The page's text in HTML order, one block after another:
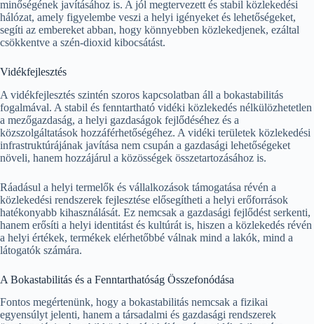
minőségének javításához is. A jól megtervezett és stabil közlekedési
hálózat, amely figyelembe veszi a helyi igényeket és lehetőségeket,
segíti az embereket abban, hogy könnyebben közlekedjenek, ezáltal
csökkentve a szén-dioxid kibocsátást.
Vidékfejlesztés
A vidékfejlesztés szintén szoros kapcsolatban áll a bokastabilitás
fogalmával. A stabil és fenntartható vidéki közlekedés nélkülözhetetlen
a mezőgazdaság, a helyi gazdaságok fejlődéséhez és a
közszolgáltatások hozzáférhetőségéhez. A vidéki területek közlekedési
infrastruktúrájának javítása nem csupán a gazdasági lehetőségeket
növeli, hanem hozzájárul a közösségek összetartozásához is.
Ráadásul a helyi termelők és vállalkozások támogatása révén a
közlekedési rendszerek fejlesztése elősegítheti a helyi erőforrások
hatékonyabb kihasználását. Ez nemcsak a gazdasági fejlődést serkenti,
hanem erősíti a helyi identitást és kultúrát is, hiszen a közlekedés révén
a helyi értékek, termékek elérhetőbbé válnak mind a lakók, mind a
látogatók számára.
A Bokastabilitás és a Fenntarthatóság Összefonódása
Fontos megértenünk, hogy a bokastabilitás nemcsak a fizikai
egyensúlyt jelenti, hanem a társadalmi és gazdasági rendszerek